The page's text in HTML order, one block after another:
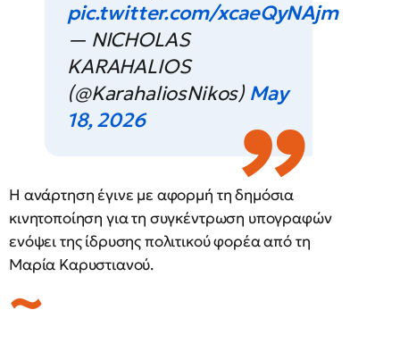
pic.twitter.com/xcaeQyNAjm
— NICHOLAS
KARAHALIOS
(@KarahaliosNikos) May
18, 2026
Η ανάρτηση έγινε με αφορμή τη δημόσια
κινητοποίηση για τη συγκέντρωση υπογραφών
ενόψει της ίδρυσης πολιτικού φορέα από τη
Μαρία Καρυστιανού.